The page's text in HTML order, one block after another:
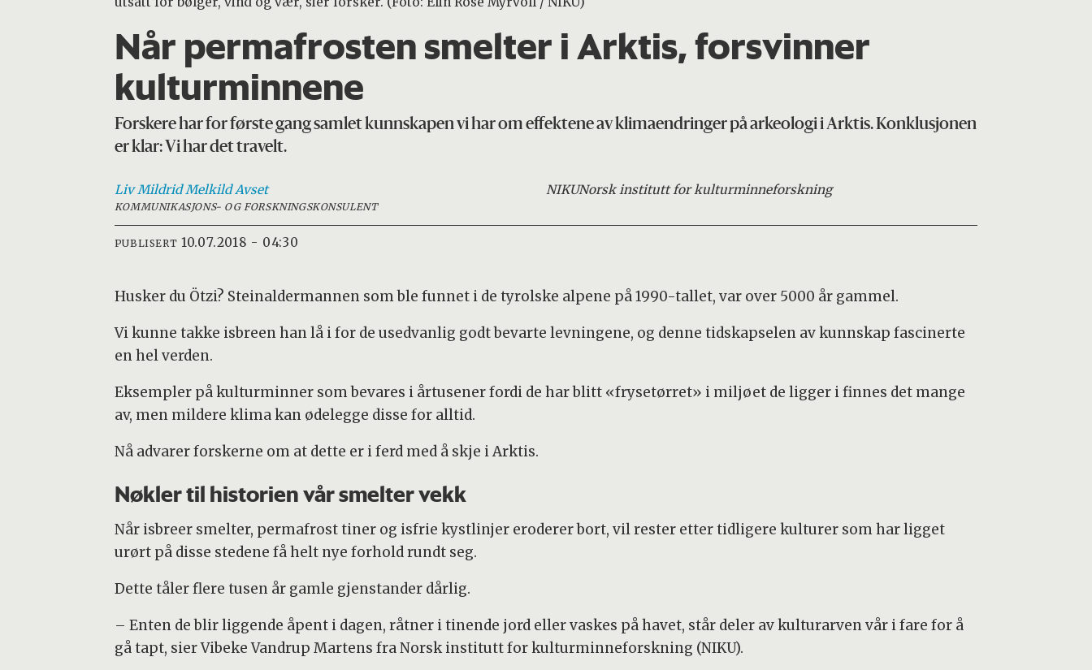
Når permafrosten smelter i Arktis, forsvinner
kulturminnene
Forskere har for første gang samlet kunnskapen vi har om effektene av klimaendringer på arkeologi i Arktis. Konklusjonen
er klar: Vi har det travelt.
Liv Mildrid Melkild Avset
KOMMUNIKASJONS- OG FORSKNINGSKONSULENT
NIKUNorsk institutt for kulturminneforskning
PUBLISERT 10.07.2018 - 04:30
Husker du Ötzi? Steinaldermannen som ble funnet i de tyrolske alpene på 1990-tallet, var over 5000 år gammel.
Vi kunne takke isbreen han lå i for de usedvanlig godt bevarte levningene, og denne tidskapselen av kunnskap fascinerte
en hel verden.
Eksempler på kulturminner som bevares i årtusener fordi de har blitt «frysetørret» i miljøet de ligger i finnes det mange
av, men mildere klima kan ødelegge disse for alltid.
Nå advarer forskerne om at dette er i ferd med å skje i Arktis.
Nøkler til historien vår smelter vekk
Når isbreer smelter, permafrost tiner og isfrie kystlinjer eroderer bort, vil rester etter tidligere kulturer som har ligget
urørt på disse stedene få helt nye forhold rundt seg.
Dette tåler flere tusen år gamle gjenstander dårlig.
– Enten de blir liggende åpent i dagen, råtner i tinende jord eller vaskes på havet, står deler av kulturarven vår i fare for å
gå tapt, sier Vibeke Vandrup Martens fra Norsk institutt for kulturminneforskning (NIKU).